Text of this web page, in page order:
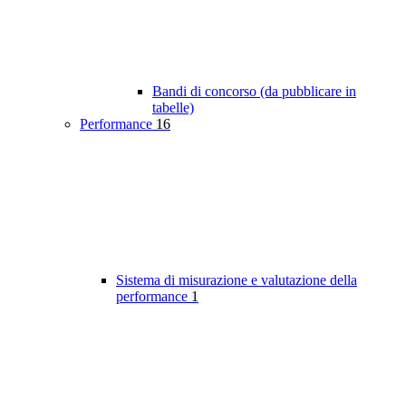
Bandi di concorso (da pubblicare in
tabelle)
Performance 16
Sistema di misurazione e valutazione della
performance 1